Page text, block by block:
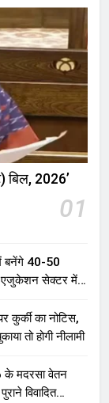
2026’
01
बनेंगे 40-50
एजुकेशन सेक्टर में
कुर्की का नोटिस,
तो होगी नीलामी
के मदरसा वेतन
विवादित